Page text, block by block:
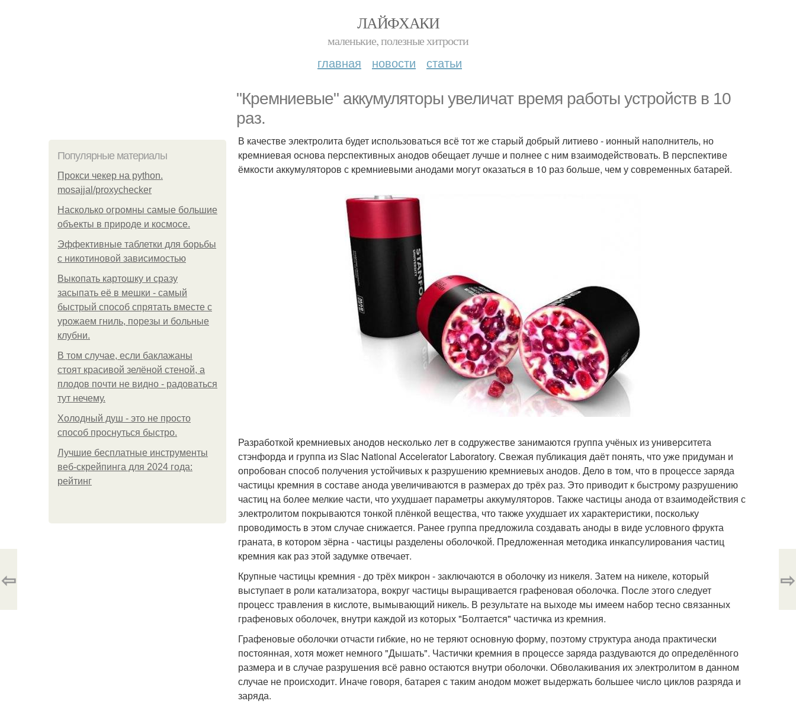
ЛАЙФХАКИ
маленькие, полезные хитрости
главная новости статьи
"Кремниевые" аккумуляторы увеличат время работы устройств в 10
раз.
Популярные материалы
Прокси чекер на python.
mosajjal/proxychecker
Насколько огромны самые большие
объекты в природе и космосе.
Эффективные таблетки для борьбы
с никотиновой зависимостью
Выкопать картошку и сразу
засыпать её в мешки - самый
быстрый способ спрятать вместе с
урожаем гниль, порезы и больные
клубни.
В том случае, если баклажаны
стоят красивой зелёной стеной, а
плодов почти не видно - радоваться
тут нечему.
Холодный душ - это не просто
способ проснуться быстро.
Лучшие бесплатные инструменты
веб-скрейпинга для 2024 года:
рейтинг
В качестве электролита будет использоваться всё тот же старый добрый литиево - ионный наполнитель, но
кремниевая основа перспективных анодов обещает лучше и полнее с ним взаимодействовать. В перспективе
ёмкости аккумуляторов с кремниевыми анодами могут оказаться в 10 раз больше, чем у современных батарей.
Разработкой кремниевых анодов несколько лет в содружестве занимаются группа учёных из университета
стэнфорда и группа из Slac National Accelerator Laboratory. Свежая публикация даёт понять, что уже придуман и
опробован способ получения устойчивых к разрушению кремниевых анодов. Дело в том, что в процессе заряда
частицы кремния в составе анода увеличиваются в размерах до трёх раз. Это приводит к быстрому разрушению
частиц на более мелкие части, что ухудшает параметры аккумуляторов. Также частицы анода от взаимодействия с
электролитом покрываются тонкой плёнкой вещества, что также ухудшает их характеристики, поскольку
проводимость в этом случае снижается. Ранее группа предложила создавать аноды в виде условного фрукта
граната, в котором зёрна - частицы разделены оболочкой. Предложенная методика инкапсулирования частиц
кремния как раз этой задумке отвечает.
Крупные частицы кремния - до трёх микрон - заключаются в оболочку из никеля. Затем на никеле, который
выступает в роли катализатора, вокруг частицы выращивается графеновая оболочка. После этого следует
процесс травления в кислоте, вымывающий никель. В результате на выходе мы имеем набор тесно связанных
графеновых оболочек, внутри каждой из которых "Болтается" частичка из кремния.
Графеновые оболочки отчасти гибкие, но не теряют основную форму, поэтому структура анода практически
постоянная, хотя может немного "Дышать". Частички кремния в процессе заряда раздуваются до определённого
размера и в случае разрушения всё равно остаются внутри оболочки. Обволакивания их электролитом в данном
случае не происходит. Иначе говоря, батарея с таким анодом может выдержать большее число циклов разряда и
заряда.
⇦ ⇨